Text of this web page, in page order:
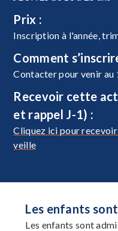
Prix :
Inscription à l'année,
Comment
Contacter pour venir au
Recevoir cette
et rappel J-1) :
Cliquez ici pour
veille
Les enfants
Les enfants sont